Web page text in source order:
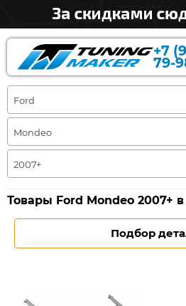
+7
79-
Ford
Mondeo
2007+
Товары Ford Mondeo 2007+
Подбор